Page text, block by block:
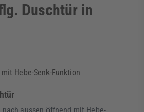
Duschtür in
Hebe-Senk-Funktion
aussen öffnend mit Hebe-